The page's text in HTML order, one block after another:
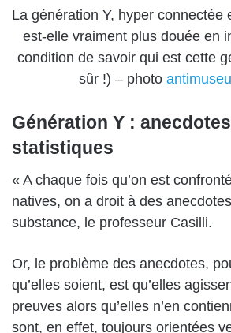
La génération Y, hyper connectée
est-elle vraiment plus douée en
condition de savoir qui est cette
sûr !) – photo
Génération Y :
statistiques
« A chaque fois qu’on est
natives, on a droit à des
substance, le professeur Casilli.
Or, le problème des anecdotes,
qu’elles soient, est qu’elles
preuves alors qu’elles n’en
sont, en effet, toujours orientées